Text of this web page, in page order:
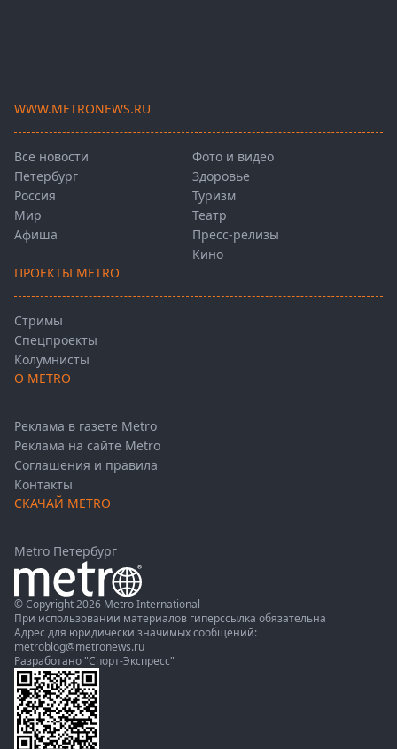
WWW.METRONEWS.RU
Все новости
Петербург
Россия
Мир
Афиша
Фото и видео
Здоровье
Туризм
Театр
Пресс-релизы
Кино
ПРОЕКТЫ METRO
Стримы
Спецпроекты
Колумнисты
О METRO
Реклама в газете Metro
Реклама на сайте Metro
Соглашения и правила
Контакты
СКАЧАЙ METRO
Metro Петербург
© Copyright 2026 Metro International
При использовании материалов гиперссылка обязательна
Адрес для юридически значимых сообщений:
metroblog@metronews.ru
Разработано "Спорт-Экспресс"